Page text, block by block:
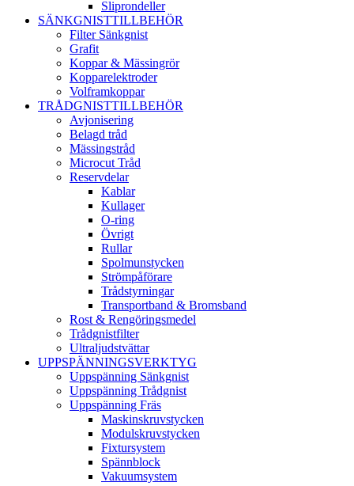
Sliprondeller
SÄNKGNISTTILLBEHÖR
Filter Sänkgnist
Grafit
Koppar & Mässingrör
Kopparelektroder
Volframkoppar
TRÅDGNISTTILLBEHÖR
Avjonisering
Belagd tråd
Mässingstråd
Microcut Tråd
Reservdelar
Kablar
Kullager
O-ring
Övrigt
Rullar
Spolmunstycken
Strömpåförare
Trådstyrningar
Transportband & Bromsband
Rost & Rengöringsmedel
Trådgnistfilter
Ultraljudstvättar
UPPSPÄNNINGSVERKTYG
Uppspänning Sänkgnist
Uppspänning Trådgnist
Uppspänning Fräs
Maskinskruvstycken
Modulskruvstycken
Fixtursystem
Spännblock
Vakuumsystem